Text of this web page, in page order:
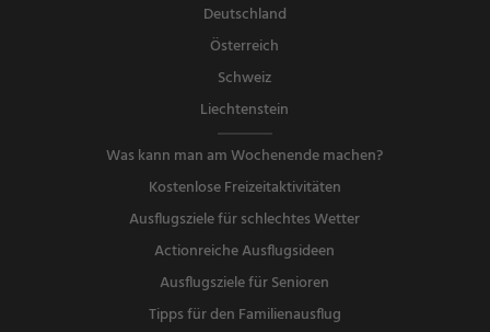
Deutschland
Österreich
Schweiz
Liechtenstein
Was kann man am Wochenende machen?
Kostenlose Freizeitaktivitäten
Ausflugsziele für schlechtes Wetter
Actionreiche Ausflugsideen
Ausflugsziele für Senioren
Tipps für den Familienausflug